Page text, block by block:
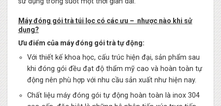
Máy đóng gói trà túi lọc có các ưu – nhược nào khi sử
dụng?
Ưu điểm của máy đóng gói trà tự động:
Với thiết kế khoa học, cấu trúc hiện đại, sản phẩm sau
khi đóng gói đều đạt độ thẩm mỹ cao và hoàn toàn tự
động nên phù hợp với nhu cầu sản xuất như hiện nay.
Chất liệu máy đóng gói tự động hoàn toàn là inox 304